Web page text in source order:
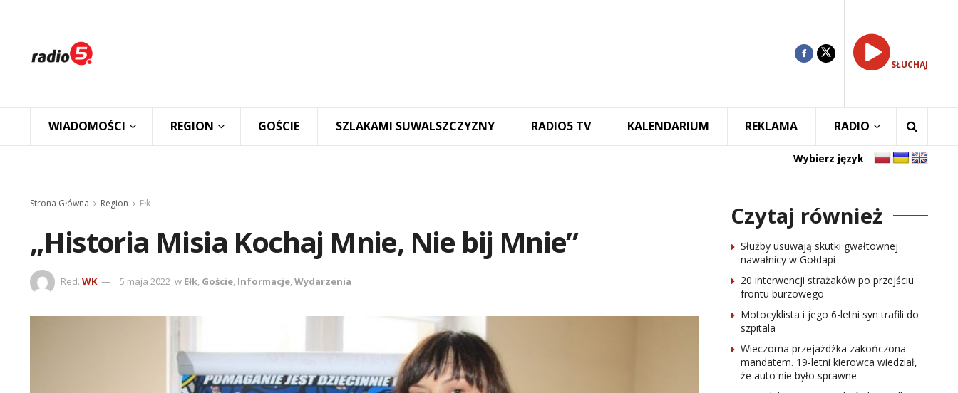
SŁUCHAJ
WIADOMOŚCI REGION GOŚCIE SZLAKAMI SUWALSZCZYZNY RADIO5 TV KALENDARIUM REKLAMA RADIO
Wybierz język
Strona Główna Region Ełk
„Historia Misia Kochaj Mnie, Nie bij Mnie”
Red. WK 5 maja 2022 w Ełk, Goście, Informacje,Wydarzenia
Czytaj również
Służby usuwają skutki gwałtownej
nawałnicy w Gołdapi
20 interwencji strażaków po przejściu
frontu burzowego
Motocyklista i jego 6-letni syn trafili do
szpitala
Wieczorna przejażdżka zakończona
mandatem. 19-letni kierowca wiedział,
że auto nie było sprawne